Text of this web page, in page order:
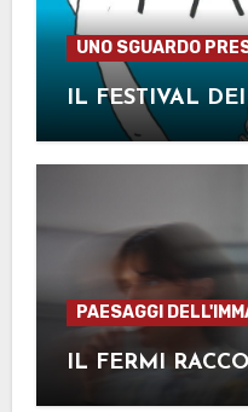
UNO SGUARDO
IL FESTIVAL
PAESAGGI
IL FERMI